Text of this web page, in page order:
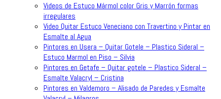
Videos de Estuco Mármol color Gris y Marrón formas
irregulares
Video Quitar Estuco Veneciano con Travertino y Pintar en
Esmalte al Agua
Pintores en Usera – Quitar Gotele – Plastico Sideral –
Estuco Marmol en Piso – Silvia
Pintores en Getafe – Quitar gotele – Plastico Sideral –
Esmalte Valacryl – Cristina
Pintores en Valdemoro – Alisado de Paredes y Esmalte